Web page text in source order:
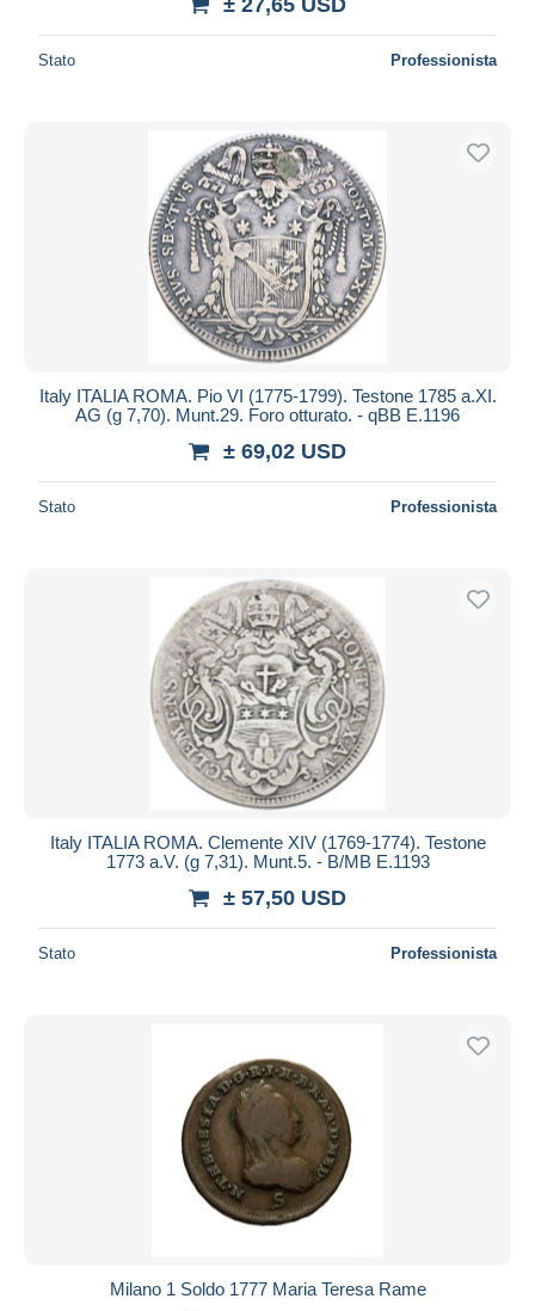
Stato Professionista
Italy ITALIA ROMA. Pio VI (1775-1799). Testone 1785 a.XI.
AG (g 7,70). Munt.29. Foro otturato. - qBB E.1196
± 69,02 USD
Stato Professionista
Italy ITALIA ROMA. Clemente XIV (1769-1774). Testone
1773 a.V. (g 7,31). Munt.5. - B/MB E.1193
± 57,50 USD
Stato Professionista
Milano 1 Soldo 1777 Maria Teresa Rame